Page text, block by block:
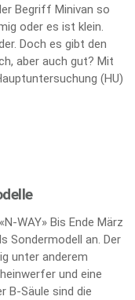
Begriff Minivan so
oder es ist klein.
Doch es gibt den
aber auch gut? Mit
(HU)
WAY» Bis Ende März
Sondermodell an. Der
unter anderem
und eine
B-Säule sind die